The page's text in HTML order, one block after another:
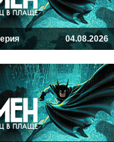
04.08.2026